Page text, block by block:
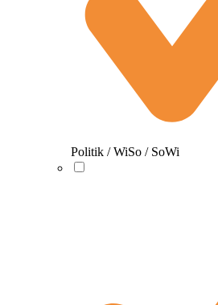
Politik / WiSo / SoWi